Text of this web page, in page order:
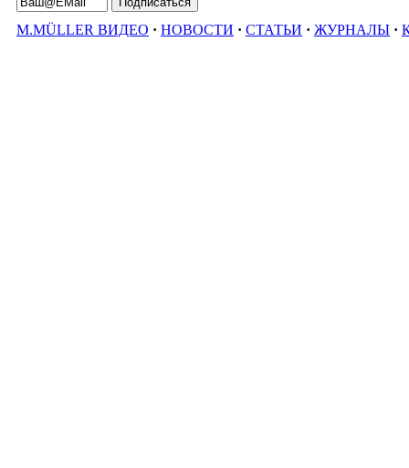
M.MÜLLER ВИДЕО · НОВОСТИ · СТАТЬИ · ЖУРНАЛЫ ·